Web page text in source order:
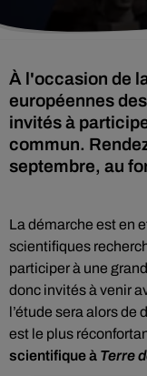
À l'occasion de
européennes
invités à
commun.
septembre, au
La démarche est en
scientifiques
participer à une
donc invités à venir
l’étude sera alors de
est le plus
scientifique à Terre